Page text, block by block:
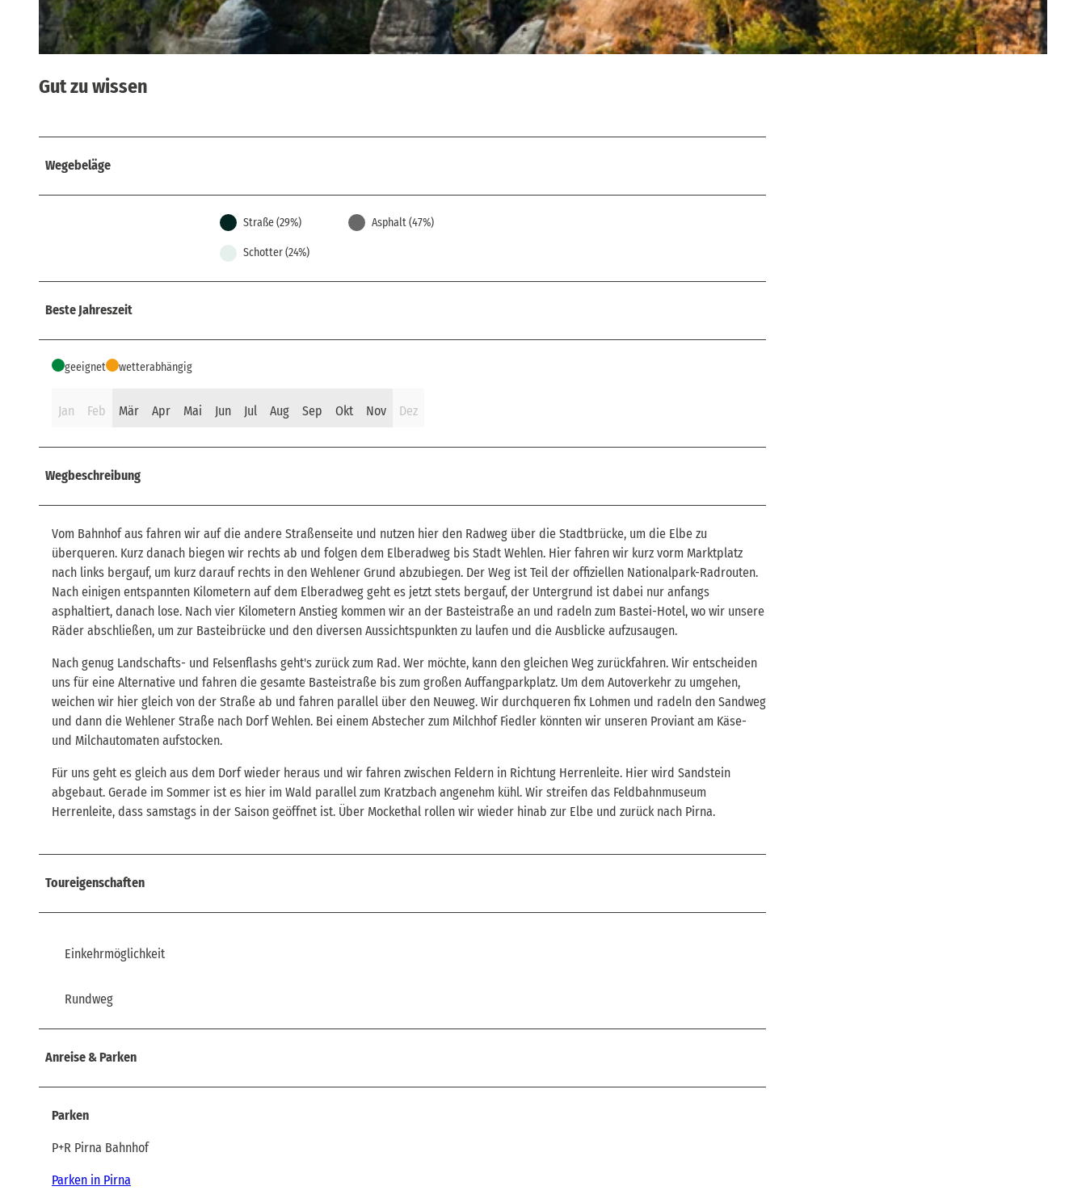
Gut zu wissen
Wegebeläge
Straße (29%) Asphalt (47%)
Schotter (24%)
Beste Jahreszeit
geeignet wetterabhängig
Jan Feb Mär Apr Mai Jun Jul Aug Sep Okt Nov Dez
Wegbeschreibung
Vom Bahnhof aus fahren wir auf die andere Straßenseite und nutzen hier den Radweg über die Stadtbrücke, um die Elbe zu
überqueren. Kurz danach biegen wir rechts ab und folgen dem Elberadweg bis Stadt Wehlen. Hier fahren wir kurz vorm Marktplatz
nach links bergauf, um kurz darauf rechts in den Wehlener Grund abzubiegen. Der Weg ist Teil der offiziellen Nationalpark-Radrouten.
Nach einigen entspannten Kilometern auf dem Elberadweg geht es jetzt stets bergauf, der Untergrund ist dabei nur anfangs
asphaltiert, danach lose. Nach vier Kilometern Anstieg kommen wir an der Basteistraße an und radeln zum Bastei-Hotel, wo wir unsere
Räder abschließen, um zur Basteibrücke und den diversen Aussichtspunkten zu laufen und die Ausblicke aufzusaugen.
Nach genug Landschafts- und Felsenflashs geht's zurück zum Rad. Wer möchte, kann den gleichen Weg zurückfahren. Wir entscheiden
uns für eine Alternative und fahren die gesamte Basteistraße bis zum großen Auffangparkplatz. Um dem Autoverkehr zu umgehen,
weichen wir hier gleich von der Straße ab und fahren parallel über den Neuweg. Wir durchqueren fix Lohmen und radeln den Sandweg
und dann die Wehlener Straße nach Dorf Wehlen. Bei einem Abstecher zum Milchhof Fiedler könnten wir unseren Proviant am Käse-
und Milchautomaten aufstocken.
Für uns geht es gleich aus dem Dorf wieder heraus und wir fahren zwischen Feldern in Richtung Herrenleite. Hier wird Sandstein
abgebaut. Gerade im Sommer ist es hier im Wald parallel zum Kratzbach angenehm kühl. Wir streifen das Feldbahnmuseum
Herrenleite, dass samstags in der Saison geöffnet ist. Über Mockethal rollen wir wieder hinab zur Elbe und zurück nach Pirna.
Toureigenschaften
Einkehrmöglichkeit
Rundweg
Anreise & Parken
Parken
P+R Pirna Bahnhof
Parken in Pirna